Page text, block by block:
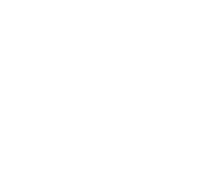
তারেক রহমানের,গ্যাস সঙ্কট